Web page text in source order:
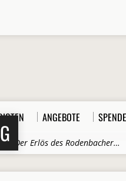
ANGEBOTE
> Der Erlös des Rodenbacher…